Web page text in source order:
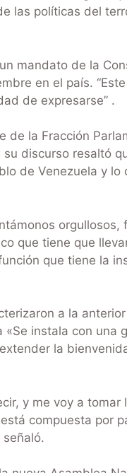
las políticas del
mandato de la
en el país.
de expresarse” .
de la Fracción
discurso resaltó
de Venezuela y
que tiene que
que tiene la
a la
instala con una
la
y me voy a
compuesta por